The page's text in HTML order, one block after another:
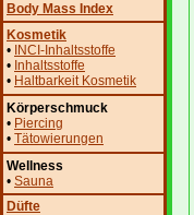
Body Mass Index
Kosmetik
• INCI-Inhaltsstoffe
• Inhaltsstoffe
• Haltbarkeit Kosmetik
Körperschmuck
• Piercing
• Tätowierungen
Wellness
• Sauna
Düfte